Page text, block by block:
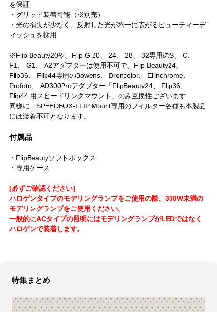
を保証
・グリッド装着可能（※別売）
・光の損失が少なく、反射した光が均一に広がるビューティーデ
ィッシュを採用
※Flip Beauty20や、Flip G 20、 24、 28、 32専用のS、 C、
F1、 G1、 A2アダプターは使用不可で、Flip Beauty24、
Flip36、 Flip44専用のBowens、 Broncolor、 Ellinchrome、
Profoto、 AD300Proアダプター「FlipBeauty24、 Flip36、
Flip44 用スピードリングマウント」のみ互換性ございます
同様に、SPEEDBOX-FLIP Mount専用のフィルター各種も本製品
には装着不可となります。
付属品
・FlipBeautyソフトボックス
・専用ケース
[必ずご確認ください]
ハロゲンタイプのモデリングランプをご使用の際、300W未満の
モデリングランプをご使用ください。
一般的にACタイプの照明にはモデリングランプがLEDではなく
ハロゲンで装着します。
特集まとめ